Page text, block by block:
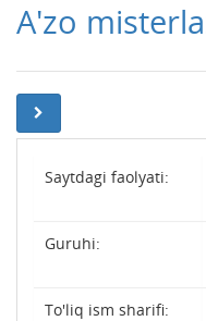
A'zo
Saytdagi faolyati:
Guruhi:
To'liq ism sharifi: